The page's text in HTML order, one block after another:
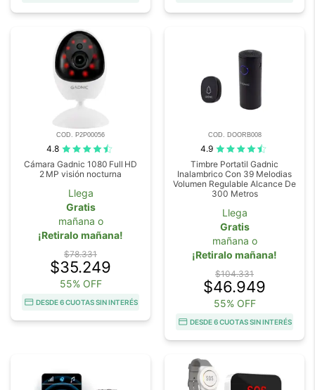
COD. P2P00056
4.8
Cámara Gadnic 1080 Full HD
2 MP visión nocturna
Llega
Gratis
mañana o
¡Retiralo mañana!
$78.331
$35.249
55% OFF
DESDE 6 CUOTAS SIN INTERÉS
COD. DOORB008
4.9
Timbre Portatil Gadnic
Inalambrico Con 39 Melodias
Volumen Regulable Alcance De
300 Metros
Llega
Gratis
mañana o
¡Retiralo mañana!
$104.331
$46.949
55% OFF
DESDE 6 CUOTAS SIN INTERÉS